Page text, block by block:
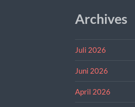
Archives
Juli 2026
Juni 2026
April 2026